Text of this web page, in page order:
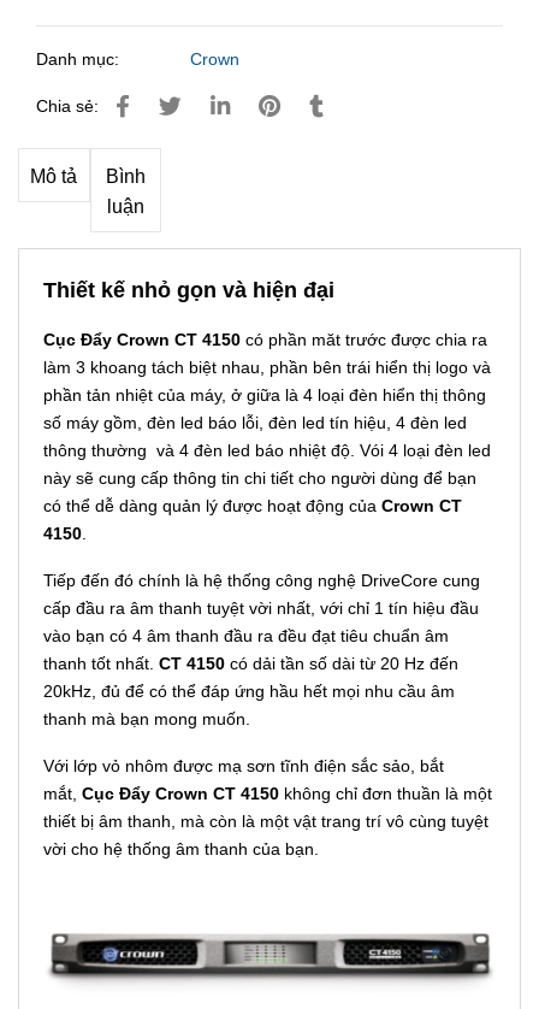
Danh mục: Crown
Chia sẻ:
Mô tả
Bình
luận
Thiết kế nhỏ gọn và hiện đại
Cục Đẩy Crown CT 4150 có phần măt trước được chia ra
làm 3 khoang tách biệt nhau, phần bên trái hiển thị logo và
phần tản nhiệt của máy, ở giữa là 4 loại đèn hiển thị thông
số máy gồm, đèn led báo lỗi, đèn led tín hiệu, 4 đèn led
thông thường và 4 đèn led báo nhiệt độ. Vói 4 loại đèn led
này sẽ cung cấp thông tin chi tiết cho người dùng để bạn
có thể dễ dàng quản lý được hoạt động của Crown CT
4150
Tiếp đến đó chính là hệ thống công nghệ DriveCore cung
cấp đầu ra âm thanh tuyệt vời nhất, với chỉ 1 tín hiệu đầu
vào bạn có 4 âm thanh đầu ra đều đạt tiêu chuẩn âm
thanh tốt nhất. CT 4150 có dải tần số dài từ 20 Hz đến
20kHz, đủ để có thể đáp ứng hầu hết mọi nhu cầu âm
thanh mà bạn mong muốn.
Với lớp vỏ nhôm được mạ sơn tĩnh điện sắc sảo, bắt
mắt, Cục Đẩy Crown CT 4150 không chỉ đơn thuần là một
thiết bị âm thanh, mà còn là một vật trang trí vô cùng tuyệt
vời cho hệ thống âm thanh của bạn.